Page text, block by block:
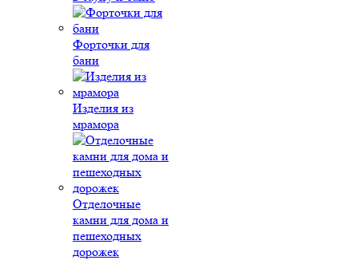
Форточки для
бани
Изделия из
мрамора
Отделочные
камни для дома и
пешеходных
дорожек